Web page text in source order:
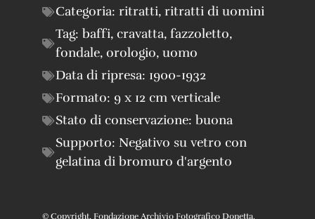
Categoria: ritratti, ritratti di uomini
Tag: baffi, cravatta, fazzoletto,
fondale, orologio, uomo
Data di ripresa: 1900-1932
Formato: 9 x 12 cm verticale
Stato di conservazione: buona
Supporto: Negativo su vetro con
gelatina di bromuro d'argento
© Copyright, Fondazione Archivio Fotografico Donetta.